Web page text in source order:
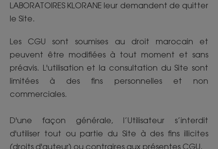
LABORATOIRES KLORANE leur demandent de quitter
le Site.
Les CGU sont soumises au droit marocain et
peuvent être modifiées à tout moment et sans
préavis. L'utilisation et la consultation du Site sont
limitées à des fins personnelles et non
commerciales.
D'une façon générale, l’Utilisateur s’interdit
d'utiliser tout ou partie du Site à des fins illicites
(droits d'auteur) ou contraires aux présentes CGU.